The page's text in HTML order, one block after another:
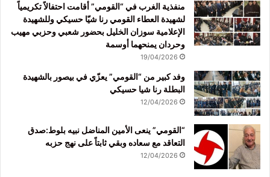
منفذية الغرب في “القومي” أقامت احتفالاً تكريمياً
لشهيدة العطاء القومي رنا شيّا حسيكي وللشهيدة
الإعلامية سوزان الخليل بحضور شعبي وحزبي مهيب
وحردان يمنحهما أوسمة
19/04/2026
وفد كبير من “القومي” يعزّي في بيصور بالشهيدة
البطلة رنا شيا حسيكي
12/04/2026
“القومي” ينعى الأمين المناضل نبيه بلوط:صدق
التعاقد مع سعاده وبقي ثابتاً على نهج حزبه
12/04/2026